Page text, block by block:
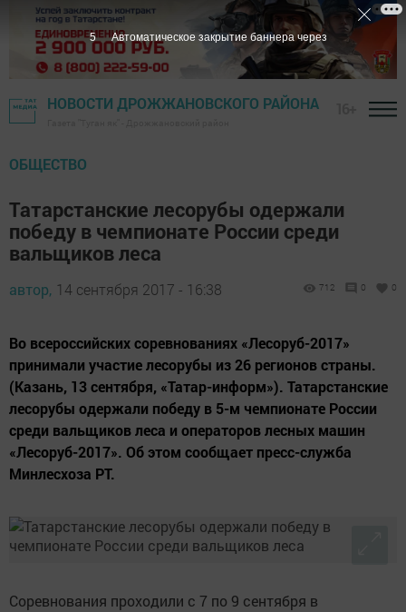
НОВОСТИ ДРОЖЖАНОВСКОГО РАЙОНА
ОБЩЕСТВО
Татарстанские лесорубы одержали
победу в чемпионате России среди
вальщиков леса
автор, 14 сентября 2017 - 16:38 712 0 0
Во всероссийских соревнованиях «Лесоруб-2017»
принимали участие лесорубы из 26 регионов страны.
(Казань, 13 сентября, «Татар-информ»). Татарстанские
лесорубы одержали победу в 5-м чемпионате России
среди вальщиков леса и операторов лесных машин
«Лесоруб-2017». Об этом сообщает пресс-служба
Минлесхоза РТ.
Соревнования проходили с 7 по 9 сентября в
4 Автоматическое закрытие баннера через